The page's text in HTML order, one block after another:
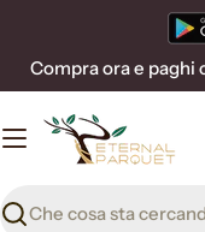
contenuto
Compra ora e paghi
Ricerca